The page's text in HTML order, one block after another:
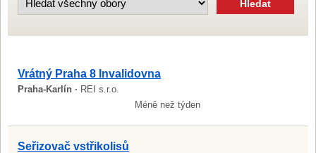
Vrátný Praha 8 Invalidovna
Praha-Karlín · REI s.r.o.
Méně než týden
Seřizovač vstřikolisů